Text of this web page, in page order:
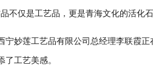
不仅是工艺品，更是青海文化的活化
妙莲工艺品有限公司总经理李联霞正
了工艺美感。